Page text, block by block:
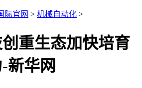
际官网 > 机械自动化 >
重生态加快培育
新华网